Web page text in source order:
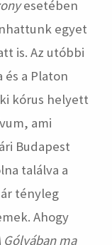
esetében
egyet
is. Az utóbbi
és a Platon
kórus helyett
ami
Budapest
találva a
tényleg
Ahogy
Gólyában ma